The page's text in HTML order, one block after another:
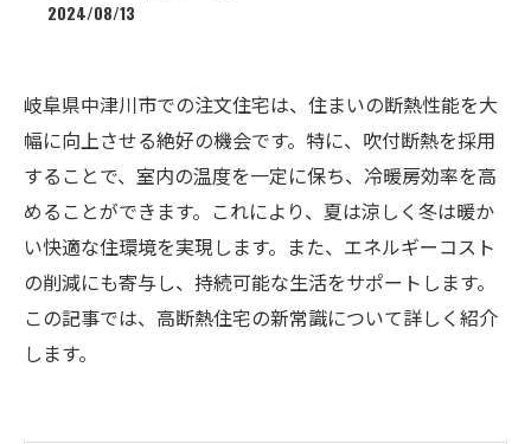
2024/08/13
岐阜県中津川市での注文住宅は、住まいの断熱性能を大
幅に向上させる絶好の機会です。特に、吹付断熱を採用
することで、室内の温度を一定に保ち、冷暖房効率を高
めることができます。これにより、夏は涼しく冬は暖か
い快適な住環境を実現します。また、エネルギーコスト
の削減にも寄与し、持続可能な生活をサポートします。
この記事では、高断熱住宅の新常識について詳しく紹介
します。